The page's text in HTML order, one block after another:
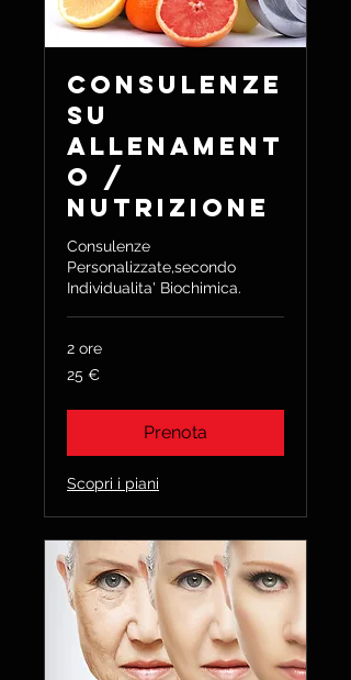
Consulenze
su
Allenament
o /
Nutrizione
Consulenze
Personalizzate,secondo
Individualita' Biochimica.
2 ore
euro
25 €
Prenota
Scopri i piani